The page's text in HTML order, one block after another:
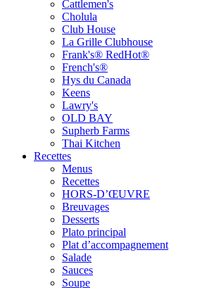
Cattlemen's
Cholula
Club House
La Grille Clubhouse
Frank's® RedHot®
French's®
Hys du Canada
Keens
Lawry's
OLD BAY
Supherb Farms
Thai Kitchen
Recettes
Menus
Recettes
HORS-D’ŒUVRE
Breuvages
Desserts
Plato principal
Plat d’accompagnement
Salade
Sauces
Soupe